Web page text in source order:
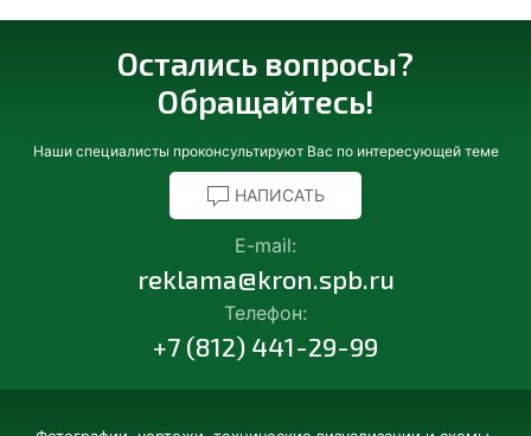
Остались вопросы?
Обращайтесь!
Наши специалисты проконсультируют Вас по интересующей теме
НАПИСАТЬ
E-mail:
reklama@kron.spb.ru
Телефон:
+7 (812) 441-29-99